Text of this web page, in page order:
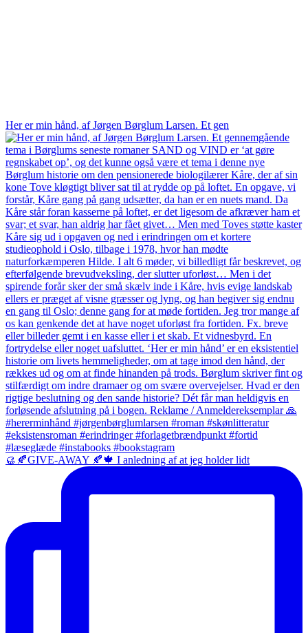
Her er min hånd, af Jørgen Børglum Larsen. Et gen
🥮🍂GIVE-AWAY 🍂🍁 I anledning af at jeg holder lidt